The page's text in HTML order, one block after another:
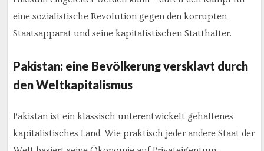
eine sozialistische Revolution gegen den korrupten
Staatsapparat und seine kapitalistischen Statthalter.
Pakistan: eine Bevölkerung versklavt durch
den Weltkapitalismus
Pakistan ist ein klassisch unterentwickelt gehaltenes
kapitalistisches Land. Wie praktisch jeder andere Staat der